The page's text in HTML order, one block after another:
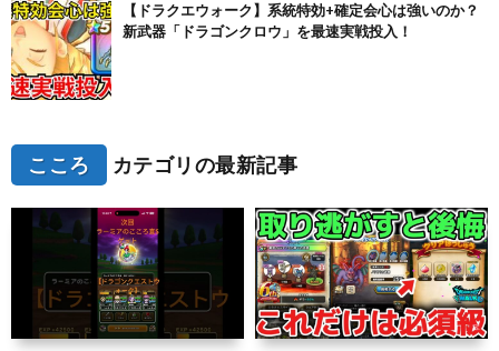
【ドラクエウォーク】系統特効+確定会心は強いのか？
新武器「ドラゴンクロウ」を最速実戦投入！
こころ カテゴリの最新記事